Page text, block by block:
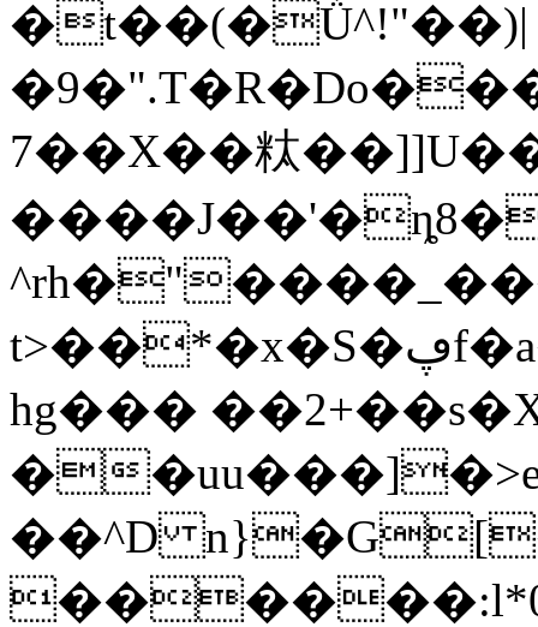
�t��(�Ǜ^!"��)|
7��X��粏
t>��*�x�S�ڥf�a���:���(��f��u��?
hg���
�
��^D